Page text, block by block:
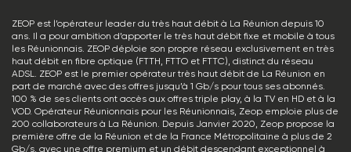
ZEOP est l’opérateur leader du très haut débit à La Réunion depuis 10
ans. Il a pour ambition d’apporter le très haut débit fixe et mobile à tous
les Réunionnais. ZEOP déploie son propre réseau exclusivement en très
haut débit en fibre optique (FTTH, FTTO et FTTC), distinct du réseau
ADSL. ZEOP est le premier opérateur très haut débit de La Réunion en
part de marché avec des offres jusqu’à 1 Gb/s pour tous ses abonnés.
100 % de ses clients ont accès aux offres triple play, à la TV en HD et à la
VOD. Opérateur Réunionnais pour les Réunionnais, Zeop emploie plus de
200 collaborateurs à La Réunion. Depuis Janvier 2020, Zeop propose la
première offre de la Réunion et de la France Métropolitaine à plus de 2
Gb/s, avec une offre premium et un débit descendant exceptionnel à